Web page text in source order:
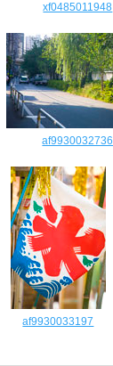
xf0485011948
af9930032736
af9930033197